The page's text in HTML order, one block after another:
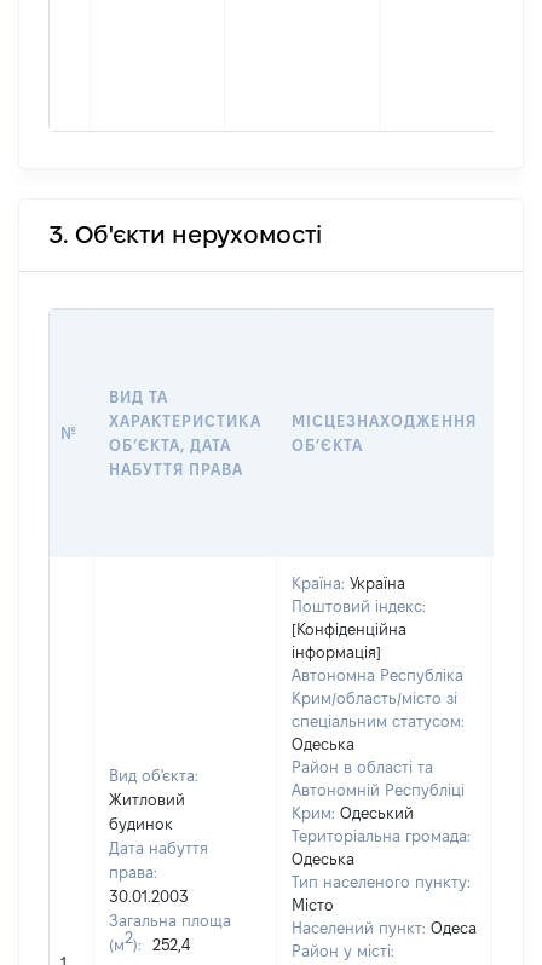
3. Об'єкти нерухомості
№
ВИД ТА
ХАРАКТЕРИСТИКА
ОБʼЄКТА, ДАТА
НАБУТТЯ ПРАВА
МІСЦЕЗНАХОДЖЕННЯ
ОБʼЄКТА
Вид об'єкта:
Житловий
будинок
Дата набуття
права:
30.01.2003
Загальна площа
(м2): 252,4
Країна: Україна
Поштовий індекс:
[Конфіденційна
інформація]
Автономна Республіка
Крим/область/місто зі
спеціальним статусом:
Одеська
Район в області та
Автономній Республіці
Крим: Одеський
Територіальна громада:
Одеська
Тип населеного пункту:
Місто
Населений пункт: Одеса
Район у місті: